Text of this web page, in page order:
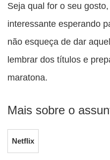
Seja qual for o seu
interessante esperando
não esqueça de dar
lembrar dos títulos e
maratona.
Mais sobre o
Netflix